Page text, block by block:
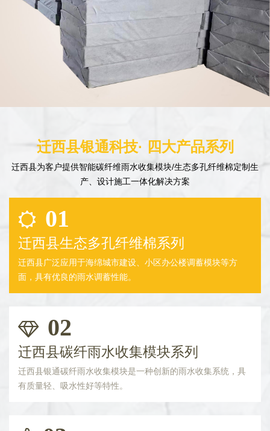
迁西县银通科技· 四大产品系列
迁西县为客户提供智能碳纤维雨水收集模块/生态多孔纤维棉定制生
产、设计施工一体化解决方案
01
迁西县生态多孔纤维棉系列
迁西县广泛应用于海绵城市建设、小区办公楼调蓄模块等方
面，具有优良的雨水调蓄性能。
02
迁西县碳纤雨水收集模块系列
迁西县银通碳纤雨水收集模块是一种创新的雨水收集系统，具
有质量轻、吸水性好等特性。